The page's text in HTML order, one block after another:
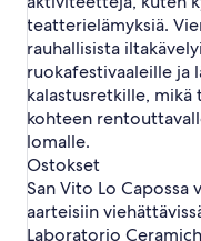
teatterielämyksiä.
rauhallisista
ruokafestivaaleille ja
kalastusretkille, mikä
kohteen
lomalle.
Ostokset
San Vito Lo
aarteisiin
Laboratorio